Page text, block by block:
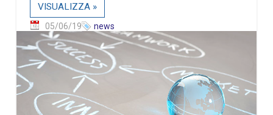
VISUALIZZA »
05/06/19 news